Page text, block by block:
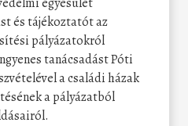
és tájékoztatót az
pályázatokról
tanácsadást Póti
a családi házak
a pályázatból